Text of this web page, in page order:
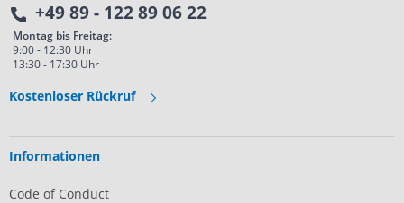
+49 89 - 122 89 06 22
Montag bis Freitag:
9:00 - 12:30 Uhr
13:30 - 17:30 Uhr
Kostenloser Rückruf
Informationen
Code of Conduct